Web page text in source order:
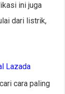
ini juga
dari listrik,
Lazada
cara paling